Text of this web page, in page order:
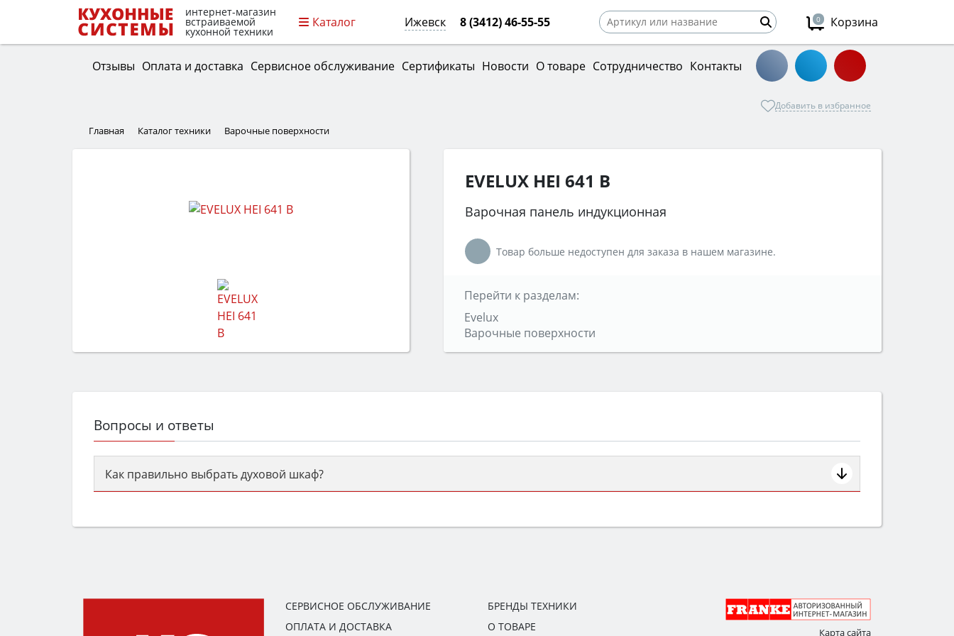
интернет-магазин
встраиваемой
кухонной техники
Каталог Ижевск 8 (3412) 46-55-55 0 Корзина
Отзывы Оплата и доставка Сервисное обслуживание Сертификаты Новости О товаре Сотрудничество Контакты
Добавить в избранное
Главная Каталог техники Варочные поверхности
EVELUX HEI 641 B
Варочная панель индукционная
Товар больше недоступен для заказа в нашем магазине.
Перейти к разделам:
Evelux
Варочные поверхности
Вопросы и ответы
Как правильно выбрать духовой шкаф?
семьи, класс энергопотребления не ниже A и нужные функции (конвекция, гриль, самоочистка, защита от детей).
СЕРВИСНОЕ ОБСЛУЖИВАНИЕ
ОПЛАТА И ДОСТАВКА
БРЕНДЫ ТЕХНИКИ
О ТОВАРЕ
Карта сайта